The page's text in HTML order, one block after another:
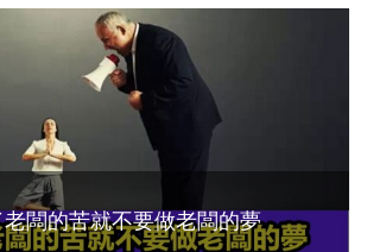
闆的苦就不要做老闆的夢